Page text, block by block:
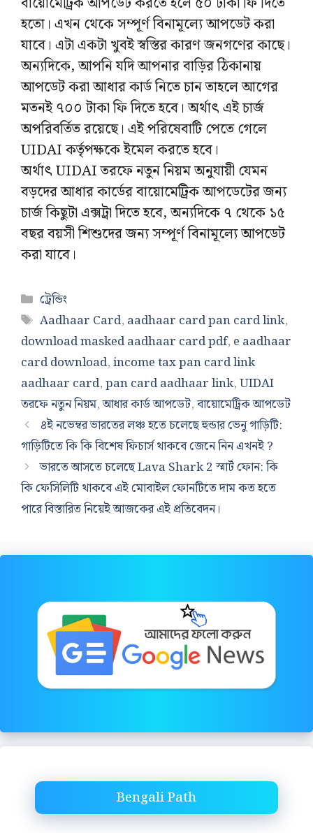
হতো। এখন থেকে সম্পূর্ণ বিনামূল্যে আপডেট করা
যাবে। এটা একটা খুবই স্বস্তির কারণ জনগণের কাছে।
অন্যদিকে, আপনি যদি আপনার বাড়ির ঠিকানায়
আপডেট করা আধার কার্ড নিতে চান তাহলে আগের
মতনই ৭০০ টাকা ফি দিতে হবে। অর্থাৎ এই চার্জ
অপরিবর্তিত রয়েছে। এই পরিষেবাটি পেতে গেলে
UIDAI কর্তৃপক্ষকে ইমেল করতে হবে।
অর্থাৎ UIDAI তরফে নতুন নিয়ম অনুযায়ী যেমন
বড়দের আধার কার্ডের বায়োমেট্রিক আপডেটের জন্য
চার্জ কিছুটা এক্সট্রা দিতে হবে, অন্যদিকে ৭ থেকে ১৫
বছর বয়সী শিশুদের জন্য সম্পূর্ণ বিনামূল্যে আপডেট
করা যাবে।
Categories
ট্রেন্ডিং
Tags
Aadhaar Card, aadhaar card pan card link,
download masked aadhaar card pdf​, e aadhaar
card download,income tax pan card link
aadhaar card,pan card aadhaar link,UIDAI
তরফে নতুন নিয়ম,আধার কার্ড আপডেট,বায়োমেট্রিক আপডেট
৪ই নভেম্বর ভারতের লঞ্চ হতে চলেছে হুন্ডার ভেনু গাড়িটি:
গাড়িটিতে কি কি বিশেষ ফিচার্স থাকবে জেনে নিন এখনই ?
ভারতে আসতে চলেছে Lava Shark 2 স্মার্ট ফোন: কি
কি ফেসিলিটি থাকবে এই মোবাইল ফোনটিতে দাম কত হতে
পারে বিস্তারিত নিয়েই আজকের এই প্রতিবেদন।
Bengali Path